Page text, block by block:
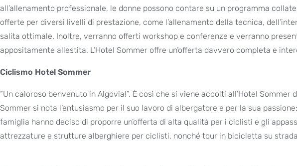
all’allenamento professionale, le donne possono contare su un programma
offerte per diversi livelli di prestazione, come l’allenamento della tecnica,
salita ottimale. Inoltre, verranno offerti workshop e conferenze e verranno
appositamente allestita. L’Hotel Sommer offre un’offerta davvero completa e
Ciclismo Hotel Sommer
“Un caloroso benvenuto in Algovia!”. È così che si viene accolti all’Hotel Sommer
Sommer si nota l’entusiasmo per il suo lavoro di albergatore e per la sua
famiglia hanno deciso di proporre un’offerta di alta qualità per i ciclisti e gli
attrezzature e strutture alberghiere per ciclisti, nonché tour in bicicletta su